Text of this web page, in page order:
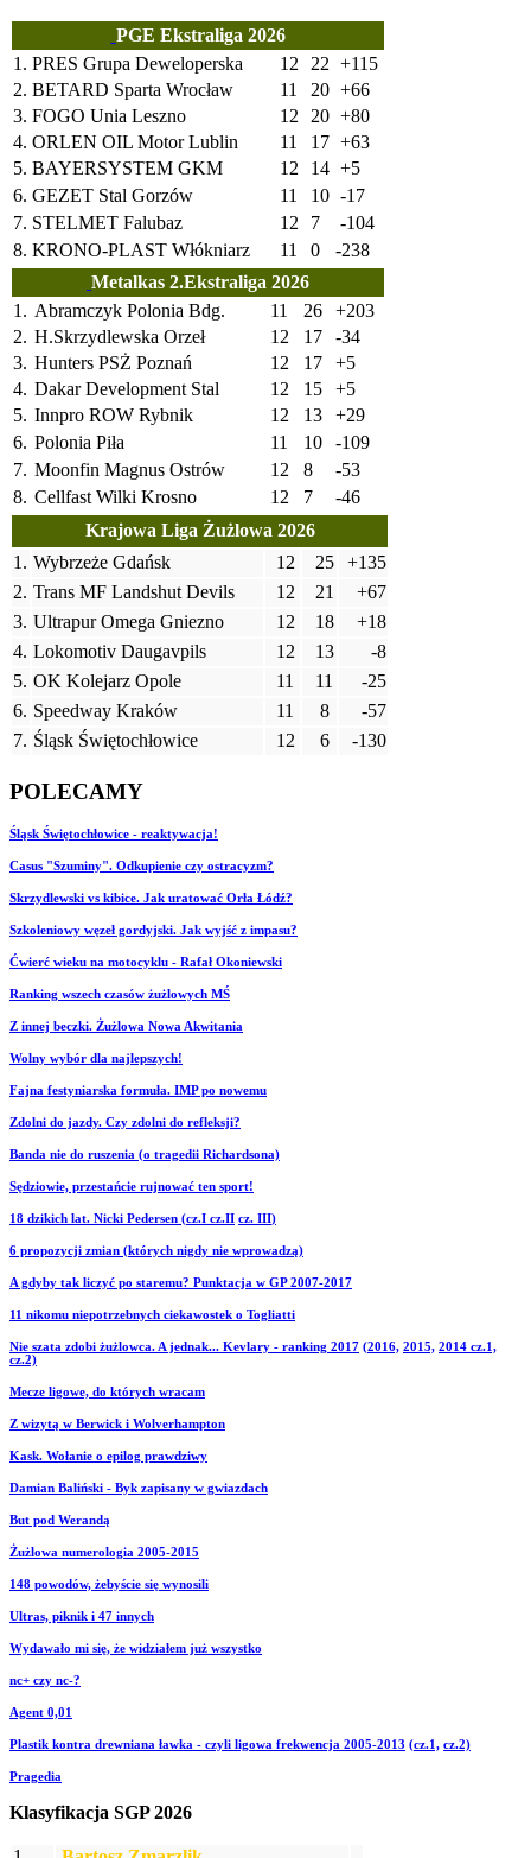
PGE Ekstraliga 2026
1. PRES Grupa Deweloperska 12 22 +115
2. BETARD Sparta Wrocław 11 20 +66
3. FOGO Unia Leszno 12 20 +80
4. ORLEN OIL Motor Lublin 11 17 +63
5. BAYERSYSTEM GKM 12 14 +5
6. GEZET Stal Gorzów 11 10 -17
7. STELMET Falubaz 12 7
-104
8. KRONO-PLAST Włókniarz 11 0
-238
Metalkas 2.Ekstraliga 2026
1. Abramczyk Polonia Bdg. 11 26
+203
2. H.Skrzydlewska Orzeł 12 17
-34
3. Hunters PSŻ Poznań 12 17
+5
4. Dakar Development Stal 12 15
+5
5. Innpro ROW Rybnik 12 13
+29
6. Polonia Piła 11 10
-109
7. Moonfin Magnus Ostrów 12 8
-53
8. Cellfast Wilki Krosno 12 7
-46
Krajowa Liga Żużlowa 2026
1. Wybrzeże Gdańsk 12 25
+135
2. Trans MF Landshut Devils 12 21
+67
3. Ultrapur Omega Gniezno 12 18
+18
4. Lokomotiv Daugavpils 12 13
-8
5. OK Kolejarz Opole 11 11
-25
6. Speedway Kraków 11 8
-57
7. Śląsk Świętochłowice 12 6 -130
POLECAMY
Śląsk Świętochłowice - reaktywacja!
Casus "Szuminy". Odkupienie czy ostracyzm?
Skrzydlewski vs kibice. Jak uratować Orła Łódź?
Szkoleniowy węzeł gordyjski. Jak wyjść z impasu?
Ćwierć wieku na motocyklu - Rafał Okoniewski
Ranking wszech czasów żużlowych MŚ
Z innej beczki. Żużlowa Nowa Akwitania
Wolny wybór dla najlepszych!
Fajna festyniarska formuła. IMP po nowemu
Zdolni do jazdy. Czy zdolni do refleksji?
Banda nie do ruszenia (o tragedii Richardsona)
Sędziowie, przestańcie rujnować ten sport!
18 dzikich lat. Nicki Pedersen (cz.I cz.II cz. III)
6 propozycji zmian (których nigdy nie wprowadzą)
A gdyby tak liczyć po staremu? Punktacja w GP 2007-2017
11 nikomu niepotrzebnych ciekawostek o Togliatti
Nie szata zdobi żużlowca. A jednak... Kevlary - ranking 2017 (2016, 2015, 2014 cz.1,
cz.2)
Mecze ligowe, do których wracam
Z wizytą w Berwick i Wolverhampton
Kask. Wołanie o epilog prawdziwy
Damian Baliński - Byk zapisany w gwiazdach
But pod Werandą
Żużlowa numerologia 2005-2015
148 powodów, żebyście się wynosili
Ultras, piknik i 47 innych
Wydawało mi się, że widziałem już wszystko
nc+ czy nc-?
Agent 0,01
Plastik kontra drewniana ławka - czyli ligowa frekwencja 2005-2013 (cz.1, cz.2)
Pragedia
Klasyfikacja SGP 2026